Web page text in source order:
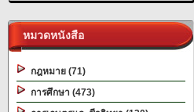
หมวดหนังสือ
กฎหมาย (71)
การศึกษา (473)